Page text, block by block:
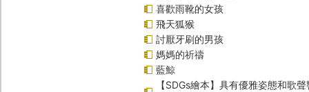
喜歡雨靴的女孩
飛天狐猴
討厭牙刷的男孩
媽媽的祈禱
藍鯨
【SDGs繪本】具有優雅姿態和歌